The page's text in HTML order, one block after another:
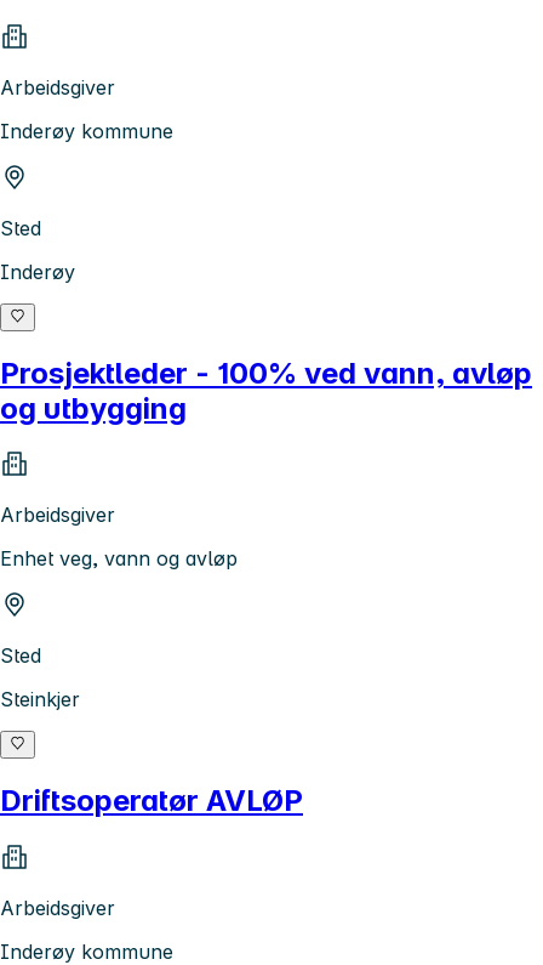
Arbeidsgiver
Inderøy kommune
Sted
Inderøy
Prosjektleder - 100% ved vann, avløp
og utbygging
Arbeidsgiver
Enhet veg, vann og avløp
Sted
Steinkjer
Driftsoperatør AVLØP
Arbeidsgiver
Inderøy kommune